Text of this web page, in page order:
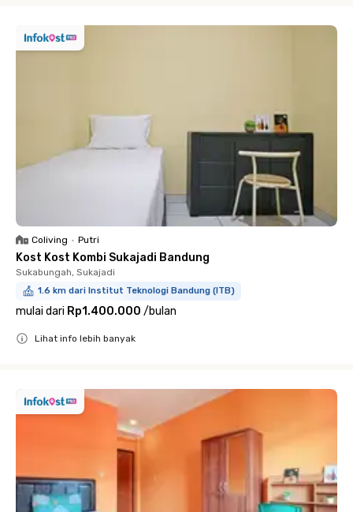
Coliving • Putri
Kost Kost Kombi Sukajadi Bandung
Sukabungah, Sukajadi
1.6 km dari Institut Teknologi Bandung (ITB)
mulai dari Rp1.400.000 /bulan
Lihat info lebih banyak